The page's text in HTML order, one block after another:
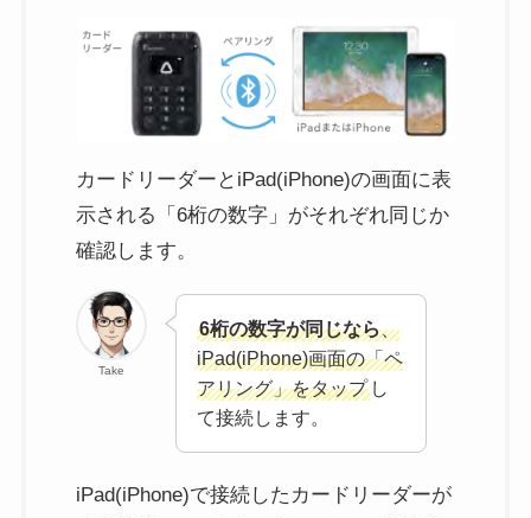
カードリーダーとiPad(iPhone)の画面に表
示される「6桁の数字」がそれぞれ同じか
確認します。
Take
6桁の数字が同じなら、
iPad(iPhone)画面の「ペ
アリング」をタップし
て接続します。
iPad(iPhone)で接続したカードリーダーが